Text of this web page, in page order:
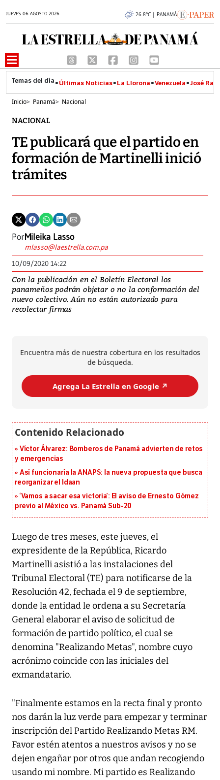
JUEVES 06 AGOSTO 2026 26.8°C | PANAMÁ
Últimas Noticias La Llorona Venezuela José
Inicio> Panamá> Nacional
NACIONAL
TE publicará que el partido en
formación de Martinelli inició
trámites
PorMileika Lasso
mlasso@laestrella.com.pa
10/09/2020 14:22
Con la publicación en el Boletín Electoral los
panameños podrán objetar o no la conformación del
nuevo colectivo. Aún no están autorizado para
recolectar firmas
Encuentra más de nuestra cobertura en los resultados
de búsqueda.
Agrega La Estrella en Google ↗️
Víctor Álvarez: Bomberos de Panamá advierten de retos
y emergencias
Así funcionaría la ANAPS: la nueva propuesta que busca
reorganizar el Idaan
‘Vamos a sacar esa victoria’: El aviso de Ernesto Gómez
previo al México vs. Panamá Sub-20
Luego de tres meses, este jueves, el
expresidente de la República, Ricardo
Martinelli asistió a las instalaciones del
Tribunal Electoral (TE) para notificarse de la
Resolución 42, fechada el 9 de septiembre,
donde la entidad le ordena a su Secretaría
General elaborar el aviso de solicitud de
formación de partido político, el cual se
denomina "Realizando Metas", nombre cuyo
acrónimo coincide con las iniciales del
exmandatario.
"Finalmente estamos en la recta final y pronto
nos darán la luz verde para empezar y terminar
inscripción del Partido Realizando Metas RM.
Favor estén atentos a nuestros avisos y no se
dejen engañar por otros que andan recogiendo
usando mi nombre. Mi partido es Realizando